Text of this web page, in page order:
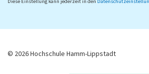
© 2026 Hochschule Hamm-Lippstadt